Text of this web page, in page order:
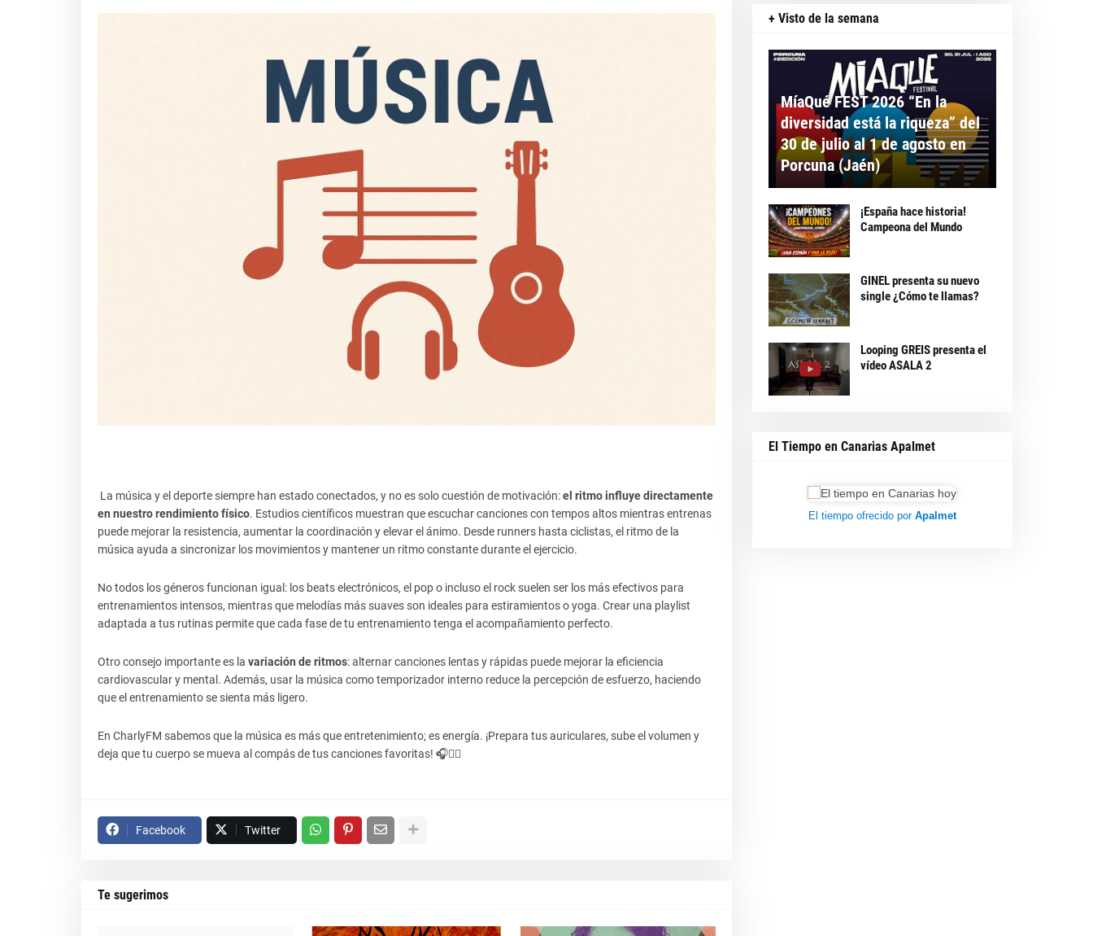
La música y el deporte siempre han estado conectados, y no es solo cuestión de motivación:el ritmo influye directamente
en nuestro rendimiento físico. Estudios científicos muestran que escuchar canciones con tempos altos mientras entrenas
puede mejorar la resistencia, aumentar la coordinación y elevar el ánimo. Desde runners hasta ciclistas, el ritmo de la
música ayuda a sincronizar los movimientos y mantener un ritmo constante durante el ejercicio.
No todos los géneros funcionan igual: los beats electrónicos, el pop o incluso el rock suelen ser los más efectivos para
entrenamientos intensos, mientras que melodías más suaves son ideales para estiramientos o yoga. Crear una playlist
adaptada a tus rutinas permite que cada fase de tu entrenamiento tenga el acompañamiento perfecto.
Otro consejo importante es la variación de ritmos: alternar canciones lentas y rápidas puede mejorar la eficiencia
cardiovascular y mental. Además, usar la música como temporizador interno reduce la percepción de esfuerzo, haciendo
que el entrenamiento se sienta más ligero.
En CharlyFM sabemos que la música es más que entretenimiento; es energía. ¡Prepara tus auriculares, sube el volumen y
deja que tu cuerpo se mueva al compás de tus canciones favoritas! 🎧🏃‍♀️
Facebook Twitter
Te sugerimos
+ Visto de la semana
MíaQué FEST 2026 “En la
diversidad está la riqueza” del
30 de julio al 1 de agosto en
Porcuna (Jaén)
¡España hace historia!
Campeona del Mundo
GINEL presenta su nuevo
single ¿Cómo te llamas?
Looping GREIS presenta el
vídeo ASALA 2
El Tiempo en Canarias Apalmet
El tiempo ofrecido por Apalmet